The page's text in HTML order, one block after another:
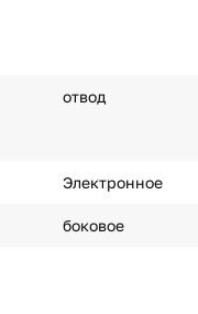
отвод
Электронное
боковое